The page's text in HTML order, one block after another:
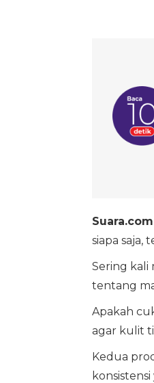
siapa saja,
Sering
tentang
Apakah
agar kulit
Kedua